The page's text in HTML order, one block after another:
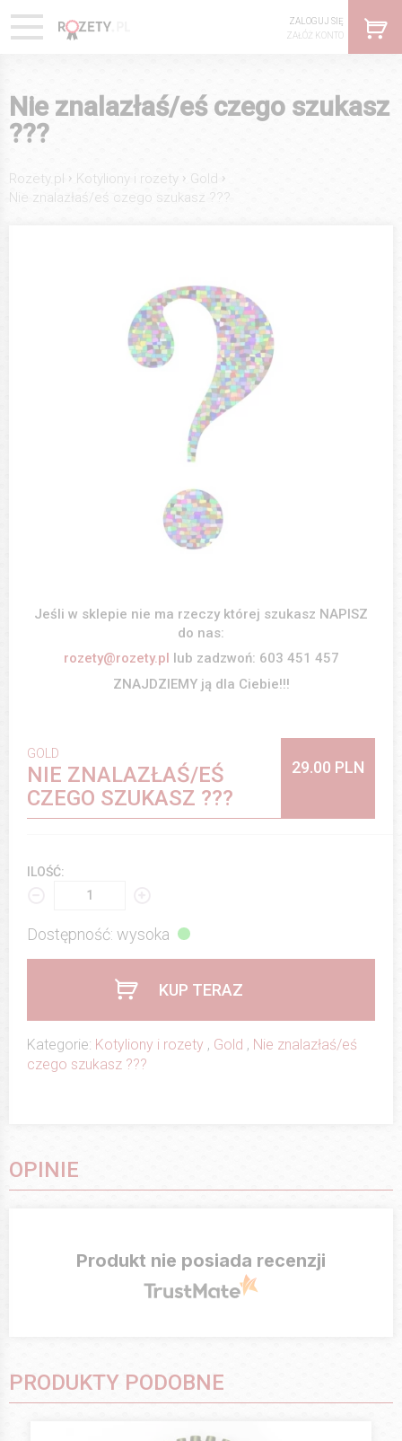
ZALOGUJ SIĘ
ZAŁÓŻ KONTO
Nie znalazłaś/eś czego szukasz
???
Rozety.pl › Kotyliony i rozety › Gold ›
Nie znalazłaś/eś czego szukasz ???
Jeśli w sklepie nie ma rzeczy której szukasz NAPISZ
do nas:
rozety@rozety.pl lub zadzwoń: 603 451 457
ZNAJDZIEMY ją dla Ciebie!!!
GOLD
NIE ZNALAZŁAŚ/EŚ
CZEGO SZUKASZ ???
29.00 PLN
ILOŚĆ:
Dostępność: wysoka
KUP TERAZ
Kategorie: Kotyliony i rozety , Gold , Nie znalazłaś/eś
czego szukasz ???
OPINIE
Produkt nie posiada recenzji
PRODUKTY PODOBNE